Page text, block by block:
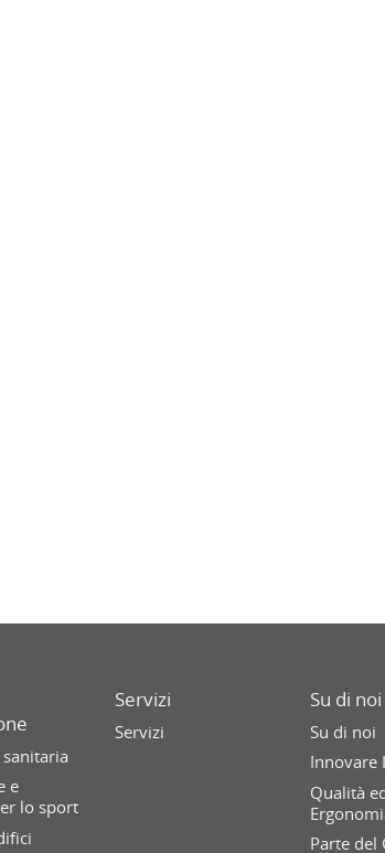
e
lo sport
Servizi
Servizi
Su di noi
Su di noi
Innovare
Qualità
Parte del